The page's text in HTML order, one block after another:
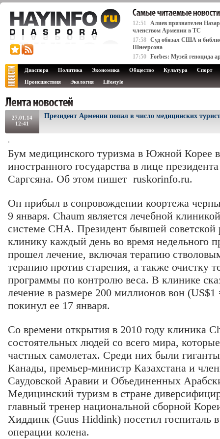
12:51
Алиев признателен
членством Армении в ТС
17:58 Суд обязал США и
Шнеерсона
17:50 Forbes: Музей геноцида
Диаспора Политика Экономика Общество Культура
Спорт
Происшествия
Экология Lifestyle
27.01.14
12:41
Президент Армении попал в число медицинских
Бум медицинского туризма в Южной Корее
иностранного государства в лице
Саргсяна. Об этом пишет ruskorinfo.ru.
Он прибыл в сопровождении коортежа
9 января. Chaum является лечебной
системе CHA. Президент бывшей
клинику каждый день во время недельного
прошел лечение, включая терапию
терапию против старения, а также очистку
программы по контролю веса. В клинике
лечение в размере 200 миллионов вон
покинул ее 17 января.
Со времени открытия в 2010 году клиника
состоятельных людей со всего мира,
частных самолетах. Среди них были
Канады, премьер-министр Казахстана и
Саудовской Аравии и Объединенных
Медицинский туризм в стране
главный тренер национальной сборной
Хиддинк (Guus Hiddink) посетил госпиталь
операции колена.